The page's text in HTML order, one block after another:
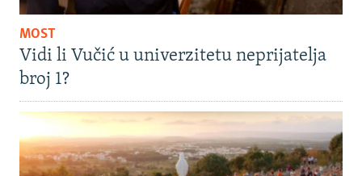
MOST
Vidi li Vučić u univerzitetu neprijatelja
broj 1?